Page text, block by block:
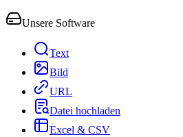
Unsere Software
Text
Bild
URL
Datei hochladen
Excel & CSV